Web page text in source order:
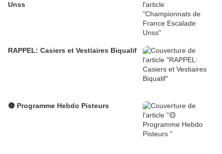
Unss
RAPPEL: Casiers et Vestiaires Biqualif
🟡 Programme Hebdo Pisteurs